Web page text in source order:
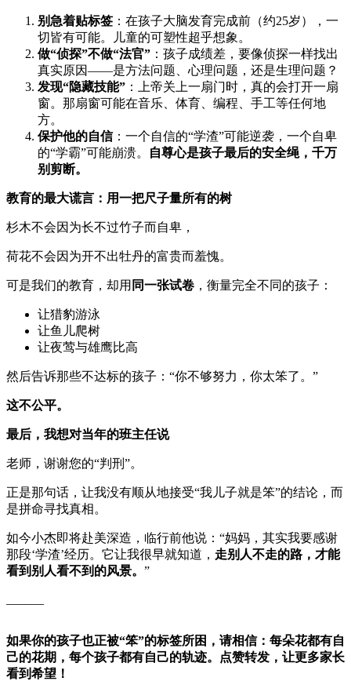
别急着贴标签 ：在孩子大脑发育完成前（约25岁），一
切皆有可能。儿童的可塑性超乎想象。
做“侦探”不做“法官” ：孩子成绩差，要像侦探一样找出
真实原因——是方法问题、心理问题，还是生理问题？
发现“隐藏技能” ：上帝关上一扇门时，真的会打开一扇
窗。那扇窗可能在音乐、体育、编程、手工等任何地
方。
保护他的自信：一个自信的“学渣”可能逆袭，一个自卑
的“学霸”可能崩溃。
自尊心是孩子最后的安全绳，千万
别剪断。
教育的最大谎言：用一把尺子量所有的树
杉木不会因为长不过竹子而自卑，
荷花不会因为开不出牡丹的富贵而羞愧。
可是我们的教育，却用 同一张试卷 ，衡量完全不同的孩子：
让猎豹游泳
让鱼儿爬树
让夜莺与雄鹰比高
然后告诉那些不达标的孩子：“你不够努力，你太笨了。”
这不公平。
最后，我想对当年的班主任说
老师，谢谢您的“判刑”。
正是那句话，让我没有顺从地接受“我儿子就是笨”的结论，而
是拼命寻找真相。
如今小杰即将赴美深造，临行前他说：“妈妈，其实我要感谢
那段‘学渣’经历。它让我很早就知道， 走别人不走的路，才能
看到别人看不到的风景。 ”
如果你的孩子也正被“笨”的标签所困，请相信：每朵花都有自
己的花期，每个孩子都有自己的轨迹。点赞转发，让更多家长
看到希望！